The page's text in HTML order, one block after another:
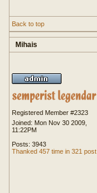
Back to top
Mihais
Registered Member #2323
Joined: Mon Nov 30 2009,
11:22PM
Posts: 3943
Thanked 457 time in 321 post